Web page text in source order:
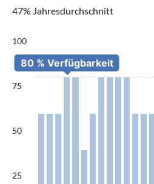
47% Jahresdurchschnitt
100
75
50
25